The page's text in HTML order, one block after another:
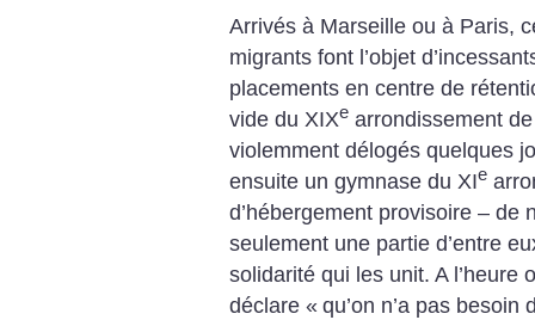
Arrivés à Marseille ou à Paris,
migrants font l’objet
placements en centre de
vide du XIXe arrondissement
violemment délogés quelques
ensuite un gymnase du XIe
d’hébergement provisoire – de
seulement une partie d’entre
solidarité qui les unit. A l’heure
déclare « qu’on n’a pas